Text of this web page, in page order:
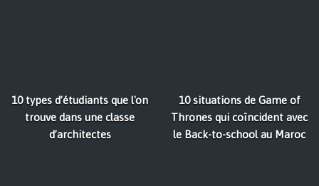
10 types d’étudiants que l'on
trouve dans une classe
d’architectes
10 situations de Game of
Thrones qui coïncident avec
le Back-to-school au Maroc